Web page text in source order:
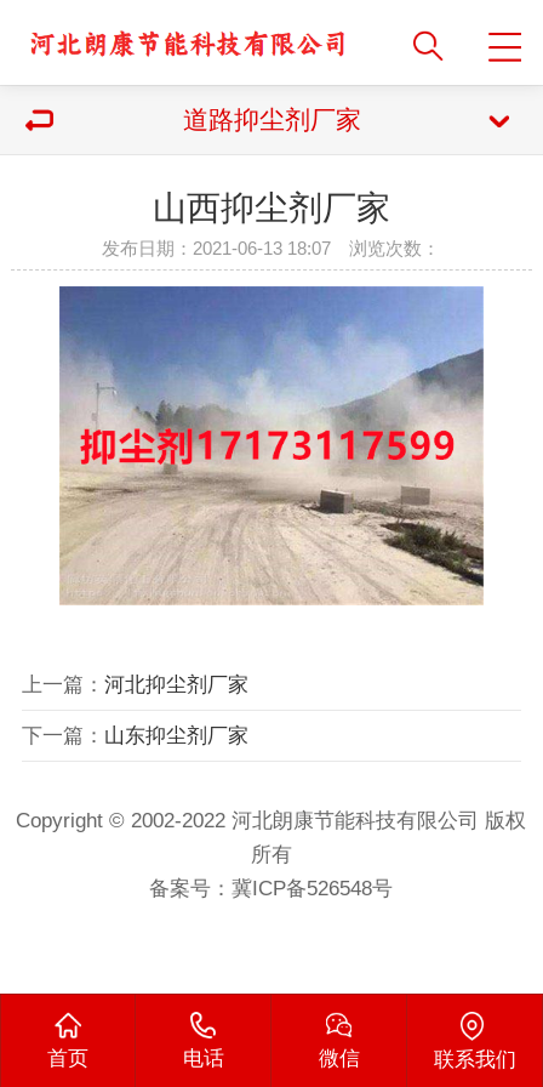
道路抑尘剂厂家
山西抑尘剂厂家
发布日期：2021-06-13 18:07 浏览次数：
上一篇： 河北抑尘剂厂家
下一篇： 山东抑尘剂厂家
Copyright © 2002-2022 河北朗康节能科技有限公司 版权
所有
备案号：冀ICP备526548号
首页 电话 微信 联系我们